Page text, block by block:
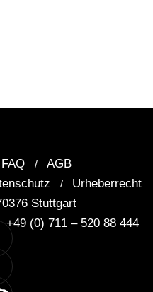
FAQ
AGB
Urheberrecht
Stuttgart
+49 (0) 711 – 520 88 444